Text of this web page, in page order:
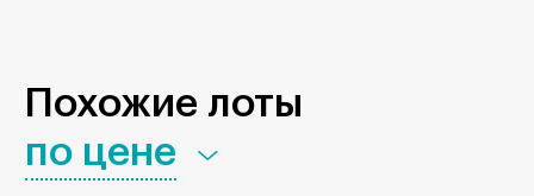
Похожие лоты
по цене